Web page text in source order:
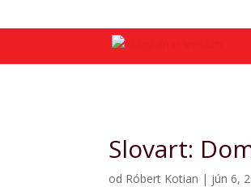
Slovart:
od Róbert Kotian | jún 6,